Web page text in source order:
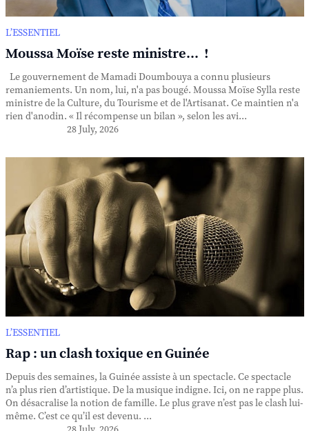
L’ESSENTIEL
Moussa Moïse reste ministre... !
Le gouvernement de Mamadi Doumbouya a connu plusieurs
remaniements. Un nom, lui, n'a pas bougé. Moussa Moïse Sylla reste
ministre de la Culture, du Tourisme et de l'Artisanat. Ce maintien n'a
rien d'anodin. « Il récompense un bilan », selon les avi...
28 July, 2026
L’ESSENTIEL
Rap : un clash toxique en Guinée
Depuis des semaines, la Guinée assiste à un spectacle. Ce spectacle
n’a plus rien d’artistique. De la musique indigne. Ici, on ne rappe plus.
On désacralise la notion de famille. Le plus grave n’est pas le clash lui-
même. C’est ce qu’il est devenu. ...